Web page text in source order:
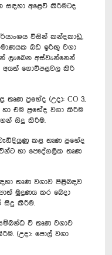
සඳහා අළෙවි කිරීමටද
විසින් කන්දකාඩු,
බඩ ඉරිඟු වගා
ලැබෙන අස්වැන්නෙන්
අයත් ගොවිපළවල කිරි
‍ප්‍රභේද (උදා: CO 3,
හා එම ප්‍රභේද වගා කිරීම
සිදු කිරීම.‍
කළ තෘණ ප්‍රභේද
හා පෞද්ගලික තෘණ
තෘණ වගාව පිළිබඳව
මුද්‍රණය කර බෙදා
සිදු කිරීම.
වී තෘණ වගාව
(උදා: පොල් වගා